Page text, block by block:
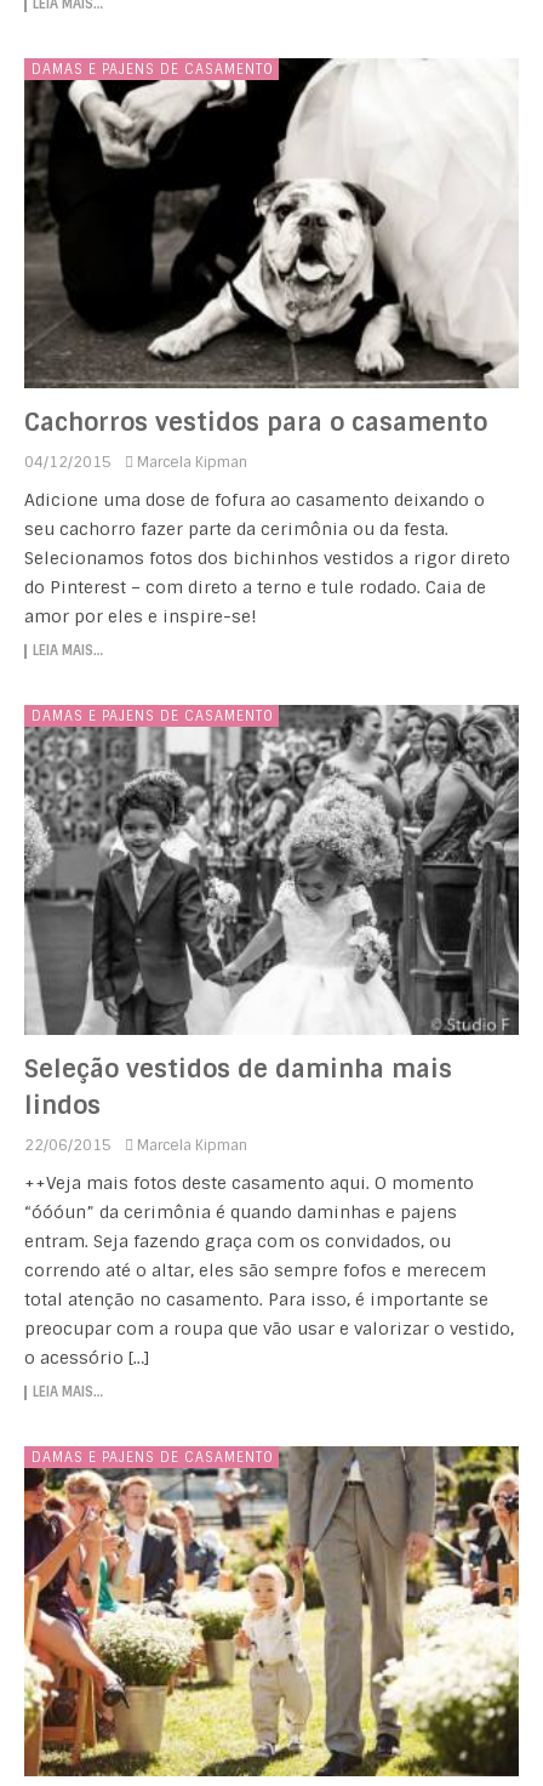
DAMAS E PAJENS DE CASAMENTO
Cachorros vestidos para o casamento
04/12/2015 Marcela Kipman
Adicione uma dose de fofura ao casamento deixando o
seu cachorro fazer parte da cerimônia ou da festa.
Selecionamos fotos dos bichinhos vestidos a rigor direto
do Pinterest – com direto a terno e tule rodado. Caia de
amor por eles e inspire-se!
LEIA MAIS…
DAMAS E PAJENS DE CASAMENTO
Seleção vestidos de daminha mais
lindos
22/06/2015 Marcela Kipman
++Veja mais fotos deste casamento aqui. O momento
“óóóun” da cerimônia é quando daminhas e pajens
entram. Seja fazendo graça com os convidados, ou
correndo até o altar, eles são sempre fofos e merecem
total atenção no casamento. Para isso, é importante se
preocupar com a roupa que vão usar e valorizar o vestido,
o acessório […]
LEIA MAIS…
DAMAS E PAJENS DE CASAMENTO